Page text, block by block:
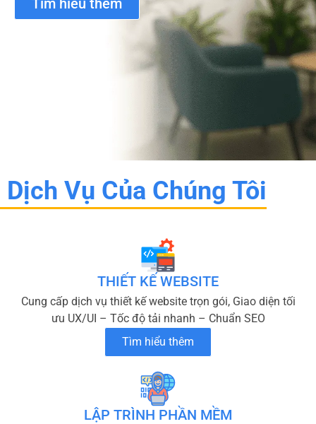
Tìm hiểu thêm
Dịch Vụ Của Chúng Tôi
THIẾT KẾ WEBSITE
Cung cấp dịch vụ thiết kế website trọn gói, Giao diện tối
ưu UX/UI – Tốc độ tải nhanh – Chuẩn SEO
Tìm hiểu thêm
LẬP TRÌNH PHẦN MỀM